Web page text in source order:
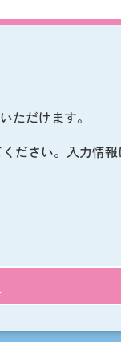
ただけます。
ださい。入力情